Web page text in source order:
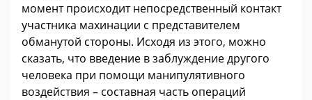
момент происходит непосредственный контакт
участника махинации с представителем
обманутой стороны. Исходя из этого, можно
сказать, что введение в заблуждение другого
человека при помощи манипулятивного
воздействия – составная часть операций